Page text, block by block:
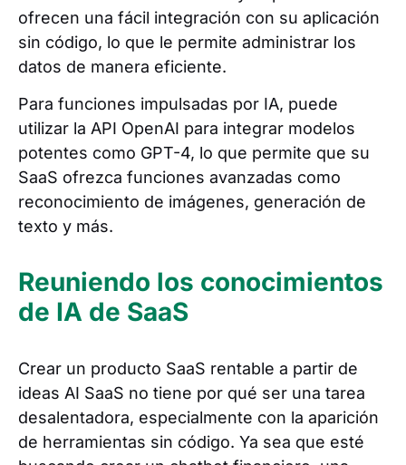
ofrecen una fácil integración con su aplicación
sin código, lo que le permite administrar los
datos de manera eficiente.
Para funciones impulsadas por IA, puede
utilizar la API OpenAI para integrar modelos
potentes como GPT-4, lo que permite que su
SaaS ofrezca funciones avanzadas como
reconocimiento de imágenes, generación de
texto y más.
Reuniendo los conocimientos
de IA de SaaS
Crear un producto SaaS rentable a partir de
ideas AI SaaS no tiene por qué ser una tarea
desalentadora, especialmente con la aparición
de herramientas sin código. Ya sea que esté